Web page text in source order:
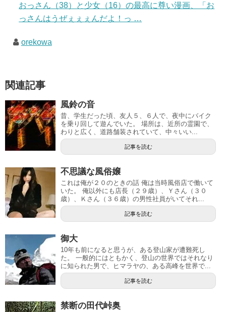
おっさん（38）と少女（16）の最高に尊い漫画、「お
っさんはうぜぇぇぇんだよ！っ …
orekowa
関連記事
風鈴の音
昔、学生だった頃、友人５、６人で、夜中にバイク
を乗り回して遊んでいた。 場所は、近所の霊園で、
わりと広く、道路舗装されていて、中々いい...
記事を読む
不思議な風俗嬢
これは俺が２０のときの話 俺は当時風俗店で働いて
いた。 俺以外にも店長（２９歳）、Ｙさん（３０
歳）、Ｋさん（３６歳）の男性社員がいてそれ...
記事を読む
御大
10年も前になると思うが、ある登山家が遭難死し
た。 一般的にはともかく、登山の世界ではそれなり
に知られた男で、ヒマラヤの、ある高峰を世界で...
記事を読む
禁断の田代峠奥